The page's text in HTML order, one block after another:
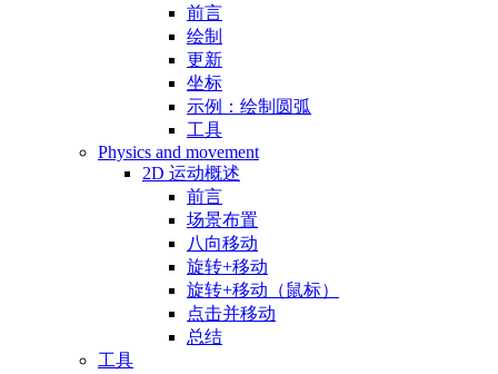
前言
绘制
更新
坐标
示例：绘制圆弧
工具
Physics and movement
2D 运动概述
前言
场景布置
八向移动
旋转+移动
旋转+移动（鼠标）
点击并移动
总结
工具